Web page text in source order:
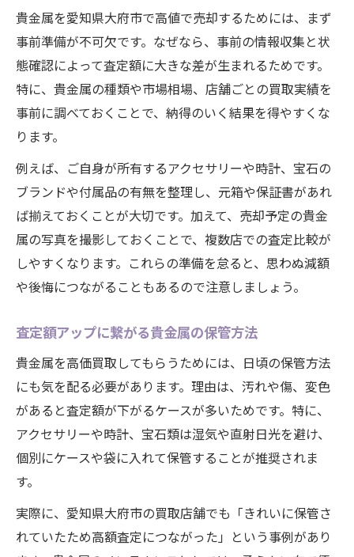
貴金属を愛知県大府市で高値で売却するためには、まず
事前準備が不可欠です。なぜなら、事前の情報収集と状
態確認によって査定額に大きな差が生まれるためです。
特に、貴金属の種類や市場相場、店舗ごとの買取実績を
事前に調べておくことで、納得のいく結果を得やすくな
ります。
例えば、ご自身が所有するアクセサリーや時計、宝石の
ブランドや付属品の有無を整理し、元箱や保証書があれ
ば揃えておくことが大切です。加えて、売却予定の貴金
属の写真を撮影しておくことで、複数店での査定比較が
しやすくなります。これらの準備を怠ると、思わぬ減額
や後悔につながることもあるので注意しましょう。
査定額アップに繋がる貴金属の保管方法
貴金属を高価買取してもらうためには、日頃の保管方法
にも気を配る必要があります。理由は、汚れや傷、変色
があると査定額が下がるケースが多いためです。特に、
アクセサリーや時計、宝石類は湿気や直射日光を避け、
個別にケースや袋に入れて保管することが推奨されま
す。
実際に、愛知県大府市の買取店舗でも「きれいに保管さ
れていたため高額査定につながった」という事例があり